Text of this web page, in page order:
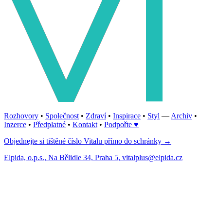
Rozhovory • Společnost • Zdraví• Inspirace • Styl — Archiv •
Inzerce • Předplatné • Kontakt • Podpořte ♥
Objednejte si tištěné číslo Vitalu přímo do schránky →
Elpida, o.p.s., Na Bělidle 34, Praha 5, vitalplus@elpida.cz